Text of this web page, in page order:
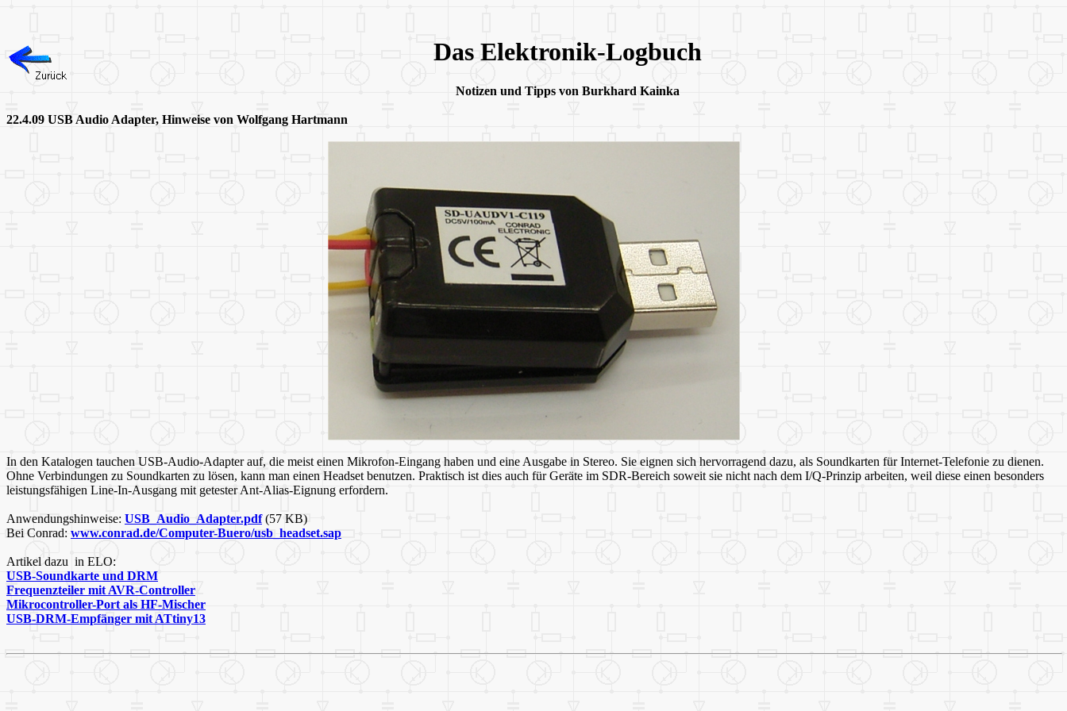
Das Elektronik-Logbuch
Notizen und Tipps von Burkhard Kainka
22.4.09 USB Audio Adapter, Hinweise von Wolfgang Hartmann
In den Katalogen tauchen USB-Audio-Adapter auf, die meist einen Mikrofon-Eingang haben und eine Ausgabe in Stereo. Sie eignen sich hervorragend dazu, als Soundkarten für Internet-Telefonie zu dienen.
Ohne Verbindungen zu Soundkarten zu lösen, kann man einen Headset benutzen. Praktisch ist dies auch für Geräte im SDR-Bereich soweit sie nicht nach dem I/Q-Prinzip arbeiten, weil diese einen besonders
leistungsfähigen Line-In-Ausgang mit getester Ant-Alias-Eignung erfordern.
Anwendungshinweise: USB_Audio_Adapter.pdf(57 KB)
Bei Conrad: www.conrad.de/Computer-Buero/usb_headset.sap
Artikel dazu in ELO:
USB-Soundkarte und DRM
Frequenzteiler mit AVR-Controller
Mikrocontroller-Port als HF-Mischer
USB-DRM-Empfänger mit ATtiny13